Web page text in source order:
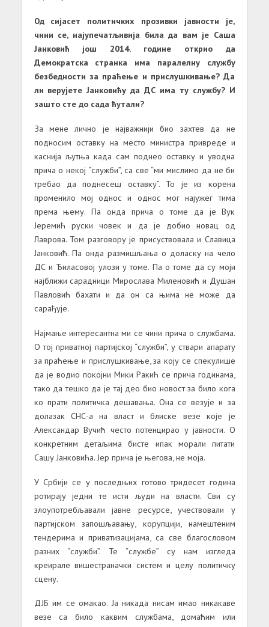
Од сијасет политичких прозивки јавности је,
чини се, најупечатљивија била да вам је Саша
Јанковић још 2014. године открио да
Демократска странка има паралелну службу
безбедности за праћење и прислушкивање? Да
ли верујете Јанковићу да ДС има ту службу? И
зашто сте до сада ћутали?
За мене лично је најважнији био захтев да не
подносим оставку на место министра привреде и
каснија љутња када сам поднео оставку и уводна
прича о некој “служби”, са све “ми мислимо да не би
требао да поднесеш оставку”. То је из корена
променило мој однос и однос мог најужег тима
према њему. Па онда прича о томе да је Вук
Јеремић руски човек и да је добио новац од
Лаврова. Том разговору је присуствовала и Славица
Јанковић. Па онда размишљања о доласку на чело
ДС и Ђиласовој улози у томе. Па о томе да су моји
најближи сарадници Мирослава Миленовић и Душан
Павловић бахати и да он са њима не може да
сарађује.
Најмање интересантна ми се чини прича о службама.
О тој приватној партијској “служби”, у ствари апарату
за праћење и прислушкивање, за коју се спекулише
да је водио покојни Мики Ракић се прича годинама,
тако да тешко да је тај део био новост за било кога
ко прати политичка дешавања. Она се везује и за
долазак СНС-а на власт и блиске везе које је
Александар Вучић често потенцирао у јавности. О
конкретним детаљима бисте ипак морали питати
Сашу Јанковића. Јер прича је његова, не моја.
У Србији се у последњих готово тридесет година
ротирају једни те исти људи на власти. Сви су
злоупотребљавали јавне ресурсе, учествовали у
партијском запошљавању, корупцији, намештеним
тендерима и приватизацијама, са све благословом
разних “служби”. Те “службе” су нам изгледа
креирале вишестраначки систем и целу политичку
сцену.
ДЈБ им се омакао. Ја никада нисам имао никакаве
везе са било каквим службама, домаћим или